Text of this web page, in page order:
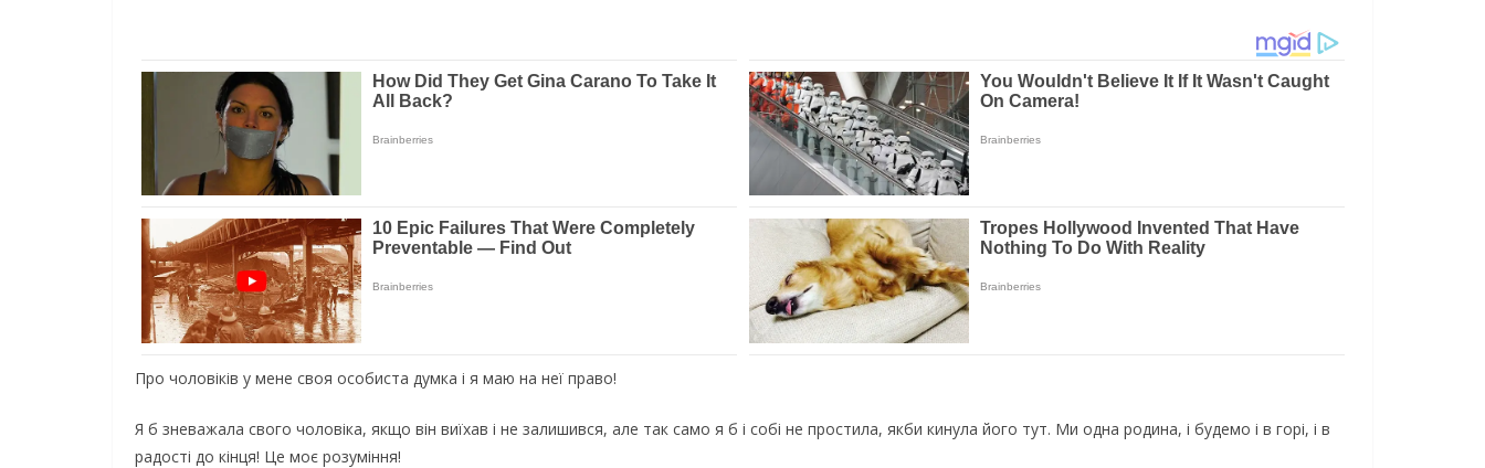
Про чоловіків у мене своя особиста думка і я маю на неї право!
Я б зневажала свого чоловіка, якщо він виїхав і не залишився, але так само я б і собі не простила, якби кинула його тут. Ми одна родина, і будемо і в горі, і в
радості до кінця! Це моє розуміння!